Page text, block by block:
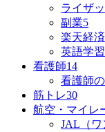
ライザ
副業5
楽天経
英語学習
看護師14
看護師
筋トレ30
航空・マイレ
JAL（ワ